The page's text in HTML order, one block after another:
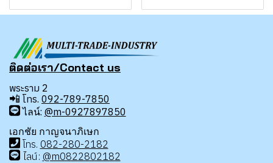
ติดต่อเรา/Contact us
พระราม 2
📲 โทร. 092-789-7850
ไลน์: @m-0927897850
เอกชัย กาญจนาภิเษก
โทร. 082-280-2182
ไลน์: @m0822802182